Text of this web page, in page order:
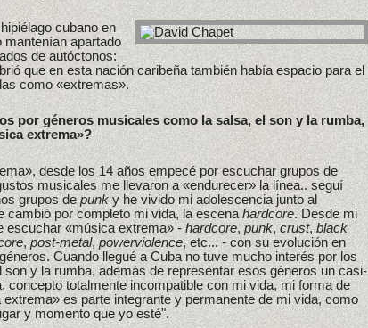
cubano en
apartado
de autóctonos:
que en esta nación caribeña también había espacio para el
como «extremas».
por géneros musicales como la salsa, el son y la rumba,
extrema»?
desde los 14 años empecé por escuchar grupos de
musicales me llevaron a «endurecer» la línea.. seguí
grupos depunky he vivido mi adolescencia junto al
cambió por completo mi vida, la escenahardcore. Desde mi
escuchar «música extrema» -hardcore,punk,crust,black
, post-metal, powerviolence, etc... - con su evolución en
Cuando llegué a Cuba no tuve mucho interés por los
y la rumba, además de representar esos géneros un casi-
concepto totalmente incompatible con mi vida, mi forma de
es parte integrante y permanente de mi vida, como
y momento que yo esté".